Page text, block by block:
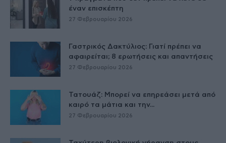
έναν επισκέπτη
27 Φεβρουαρίου 2026
Γαστρικός Δακτύλιος: Γιατί πρέπει να
αφαιρείται; 8 ερωτήσεις και απαντήσεις
27 Φεβρουαρίου 2026
Τατουάζ: Μπορεί να επηρεάσει μετά από
καιρό τα μάτια και την...
27 Φεβρουαρίου 2026